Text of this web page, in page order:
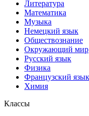
Литература
Математика
Музыка
Немецкий язык
Обществознание
Окружающий мир
Русский язык
Физика
Французский язык
Химия
Классы